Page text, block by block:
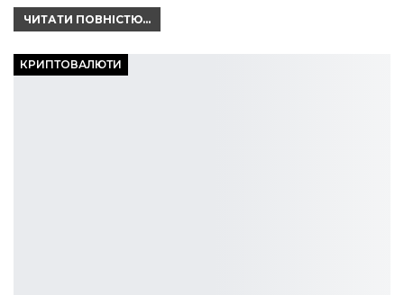
ЧИТАТИ ПОВНІСТЮ...
КРИПТОВАЛЮТИ